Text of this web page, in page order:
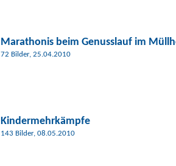
Marathonis beim Genusslauf im
72 Bilder, 25.04.2010
Kindermehrkämpfe
143 Bilder, 08.05.2010